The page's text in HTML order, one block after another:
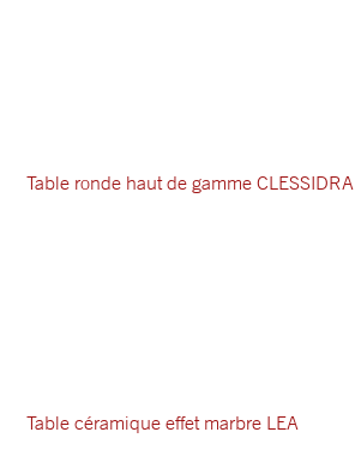
Table ronde haut de gamme CLESSIDRA
Table céramique effet marbre LEA